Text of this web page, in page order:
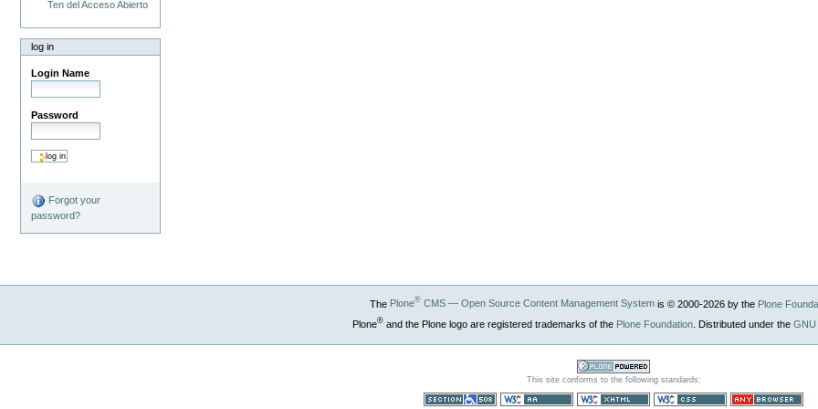
Ten del Acceso Abierto
log in
Login Name
Password
Forgot your
password?
The Plone®CMS — Open Source Content Management Systemis © 2000-2026by the Plone
Plone®and the Plone logo are registered trademarks of the Plone Foundation. Distributed under the GNU
Powered by
Open Source
This site conforms to the following standards: